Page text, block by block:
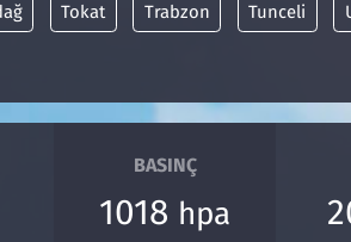
Tokat Trabzon Tunceli
BASINÇ
1018 hpa